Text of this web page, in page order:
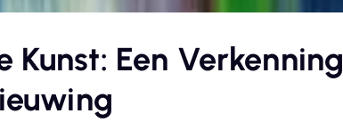
Kunst: Een Verkenning